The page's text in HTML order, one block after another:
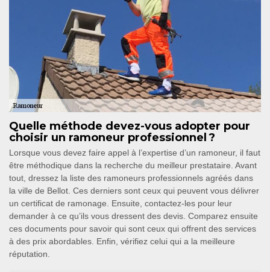
Quelle méthode devez-vous adopter pour
choisir un ramoneur professionnel ?
Lorsque vous devez faire appel à l’expertise d’un ramoneur, il faut
être méthodique dans la recherche du meilleur prestataire. Avant
tout, dressez la liste des ramoneurs professionnels agréés dans
la ville de Bellot. Ces derniers sont ceux qui peuvent vous délivrer
un certificat de ramonage. Ensuite, contactez-les pour leur
demander à ce qu’ils vous dressent des devis. Comparez ensuite
ces documents pour savoir qui sont ceux qui offrent des services
à des prix abordables. Enfin, vérifiez celui qui a la meilleure
réputation.